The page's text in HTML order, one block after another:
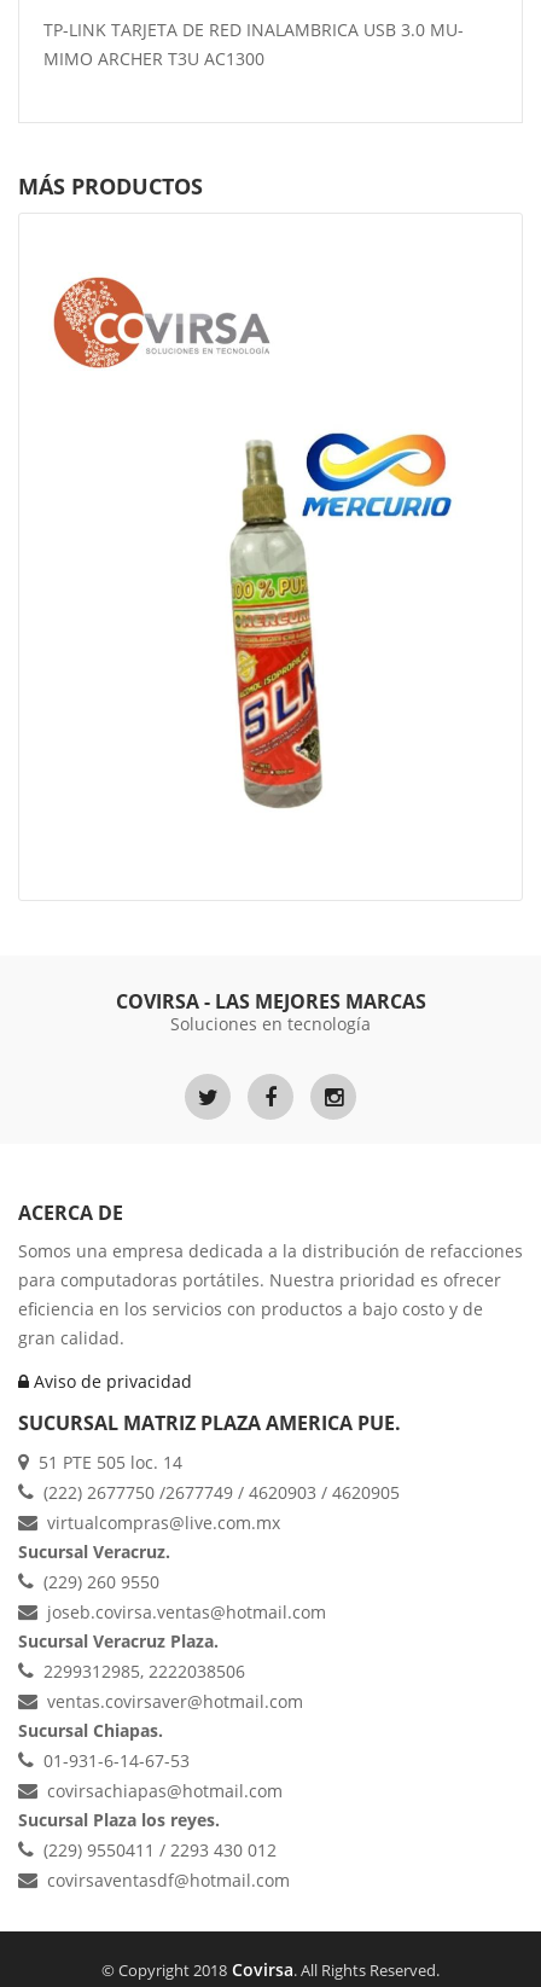
TP-LINK TARJETA DE RED INALAMBRICA USB 3.0 MU-
MIMO ARCHER T3U AC1300
MÁS PRODUCTOS
COVIRSA - LAS MEJORES MARCAS
Soluciones en tecnología
ACERCA DE
Somos una empresa dedicada a la distribución de refacciones
para computadoras portátiles. Nuestra prioridad es ofrecer
eficiencia en los servicios con productos a bajo costo y de
gran calidad.
Aviso de privacidad
SUCURSAL MATRIZ PLAZA AMERICA PUE.
51 PTE 505 loc. 14
(222) 2677750 /2677749 / 4620903 / 4620905
virtualcompras@live.com.mx
Sucursal Veracruz.
(229) 260 9550
joseb.covirsa.ventas@hotmail.com
Sucursal Veracruz Plaza.
2299312985, 2222038506
ventas.covirsaver@hotmail.com
Sucursal Chiapas.
01-931-6-14-67-53
covirsachiapas@hotmail.com
Sucursal Plaza los reyes.
(229) 9550411 / 2293 430 012
covirsaventasdf@hotmail.com
© Copyright 2018 Covirsa. All Rights Reserved.